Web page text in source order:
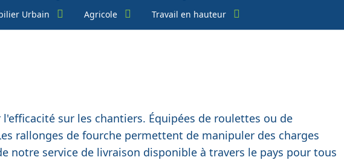
Urbain Agricole Travail en hauteur
sur les chantiers. Équipées de roulettes ou de
rallonges de fourche permettent de manipuler des charges
service de livraison disponible à travers le pays pour tous